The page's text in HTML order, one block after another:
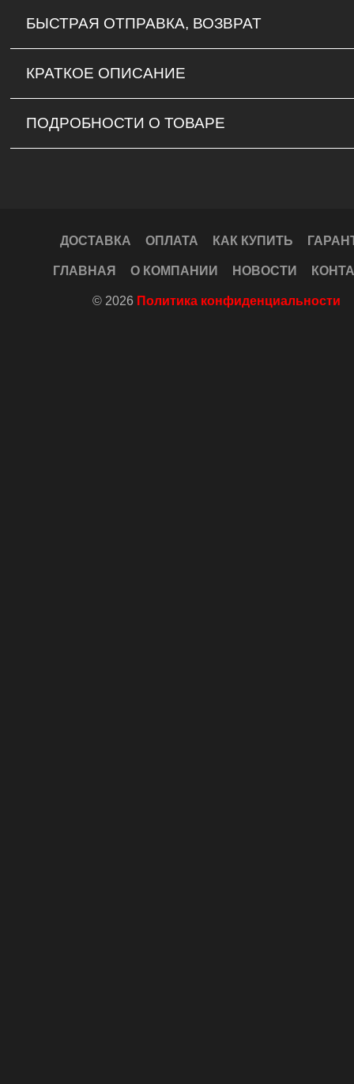
БЫСТРАЯ ОТПРАВКА, ВОЗВРАТ
КРАТКОЕ ОПИСАНИЕ
ПОДРОБНОСТИ О ТОВАРЕ
ДОСТАВКА ОПЛАТА КАК КУПИТЬ
ГЛАВНАЯ О КОМПАНИИ НОВОСТИ
© 2026 Политика конфиденциальности